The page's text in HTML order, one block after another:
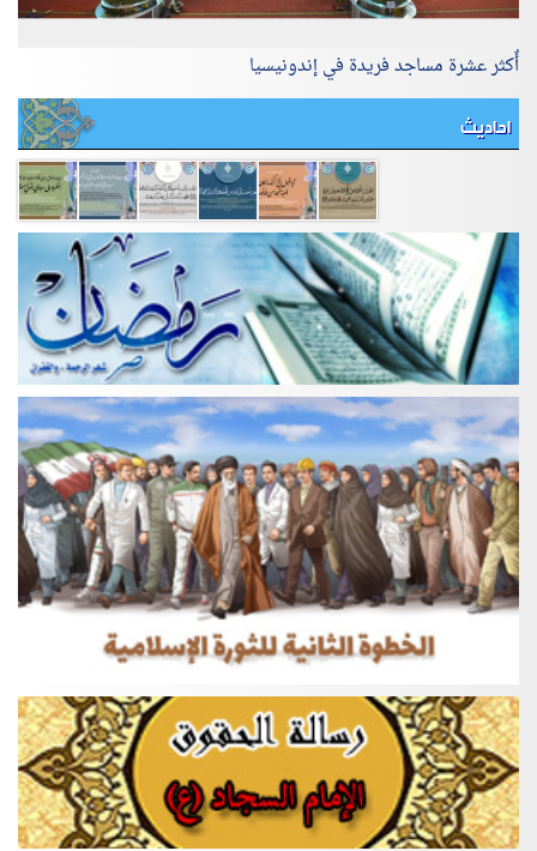
أٌكثر عشرة مساجد فريدة في إندونيسيا
احاديث